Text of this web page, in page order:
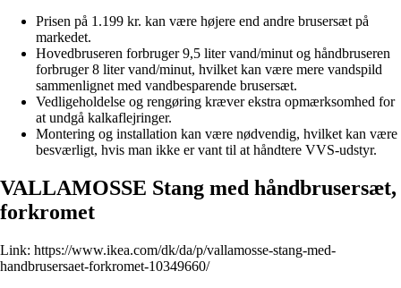
Prisen på 1.199 kr. kan være højere end andre brusersæt på
markedet.
Hovedbruseren forbruger 9,5 liter vand/minut og håndbruseren
forbruger 8 liter vand/minut, hvilket kan være mere vandspild
sammenlignet med vandbesparende brusersæt.
Vedligeholdelse og rengøring kræver ekstra opmærksomhed for
at undgå kalkaflejringer.
Montering og installation kan være nødvendig, hvilket kan være
besværligt, hvis man ikke er vant til at håndtere VVS-udstyr.
VALLAMOSSE Stang med håndbrusersæt,
forkromet
Link: https://www.ikea.com/dk/da/p/vallamosse-stang-med-
handbrusersaet-forkromet-10349660/